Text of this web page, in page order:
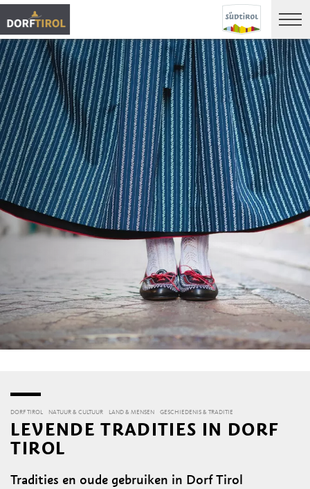
DORF TIROL NATUUR & CULTUUR LAND & MENSEN GESCHIEDENIS & TRADITIE
LEVENDE TRADITIES IN DORF
TIROL
Tradities en oude gebruiken in Dorf Tirol